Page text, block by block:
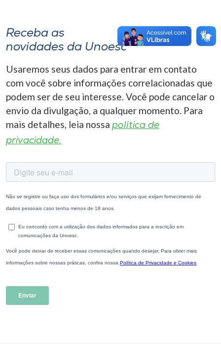
Receba as
novidades da Unoesc
Usaremos seus dados para entrar em contato
com você sobre informações correlacionadas que
podem ser de seu interesse. Você pode cancelar o
envio da divulgação, a qualquer momento. Para
mais detalhes, leia nossa política de
privacidade.